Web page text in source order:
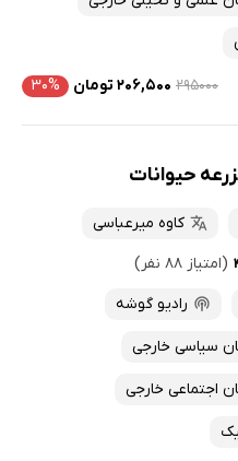
۲۹۵۰۰۰ ۲۰۶,۵۰۰ تومان ۳۰%
حیوانات
کاوه میرعباسی
(امتیاز ۸۸ نفر)
رادیو گوشه
سیاسی خارجی
اجتماعی خارجی